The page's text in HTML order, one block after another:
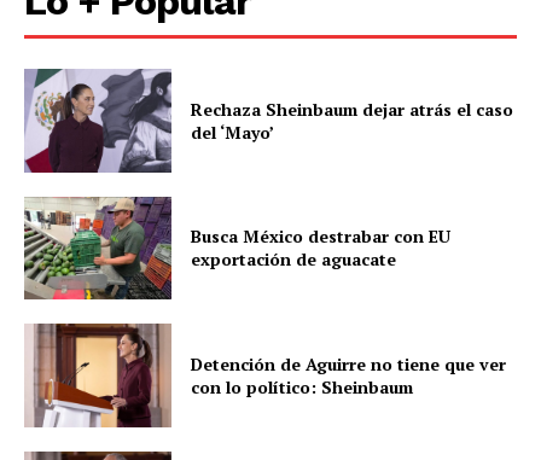
Rechaza Sheinbaum dejar atrás el caso
del ‘Mayo’
Busca México destrabar con EU
exportación de aguacate
Detención de Aguirre no tiene que ver
con lo político: Sheinbaum